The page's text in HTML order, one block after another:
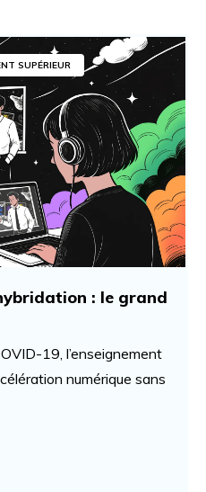
SUPÉRIEUR
: le grand
19, l’enseignement
numérique sans